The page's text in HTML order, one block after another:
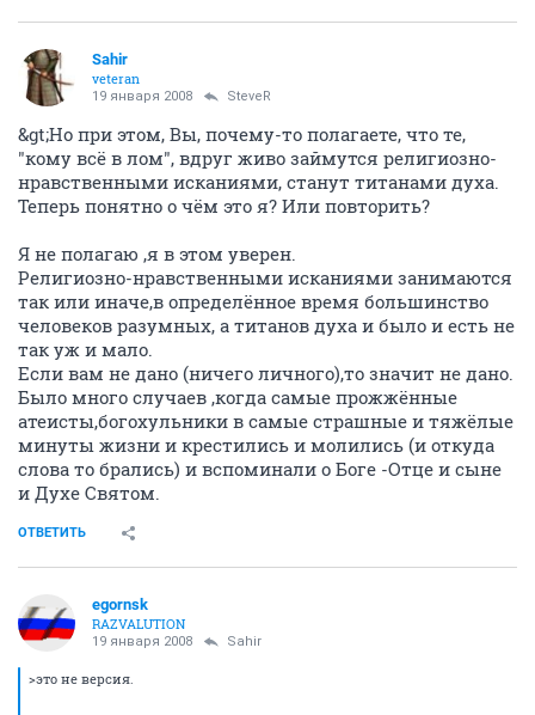
Sahir
veteran
19 января 2008 SteveR
&gt;Но при этом, Вы, почему-то полагаете, что те,
"кому всё в лом", вдруг живо займутся религиозно-
нравственными исканиями, станут титанами духа.
Теперь понятно о чём это я? Или повторить?
Я не полагаю ,я в этом уверен.
Религиозно-нравственными исканиями занимаются
так или иначе,в определённое время большинство
человеков разумных, а титанов духа и было и есть не
так уж и мало.
Если вам не дано (ничего личного),то значит не дано.
Было много случаев ,когда самые прожжённые
атеисты,богохульники в самые страшные и тяжёлые
минуты жизни и крестились и молились (и откуда
слова то брались) и вспоминали о Боге -Отце и сыне
и Духе Святом.
ОТВЕТИТЬ
egornsk
RAZVALUTION
19 января 2008 Sahir
>это не версия.